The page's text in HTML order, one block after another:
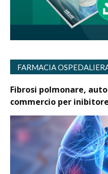
FARMACIA
Fibrosi polmonare,
commercio per